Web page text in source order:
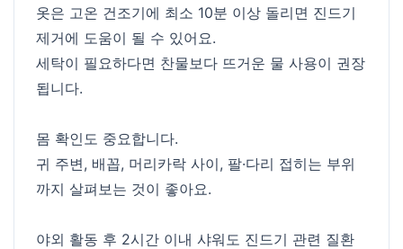
옷은 고온 건조기에 최소 10분 이상 돌리면 진드기
제거에 도움이 될 수 있어요.
세탁이 필요하다면 찬물보다 뜨거운 물 사용이 권장
됩니다.
몸 확인도 중요합니다.
귀 주변, 배꼽, 머리카락 사이, 팔·다리 접히는 부위
까지 살펴보는 것이 좋아요.
야외 활동 후 2시간 이내 샤워도 진드기 관련 질환